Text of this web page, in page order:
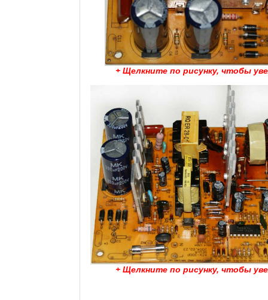
+ Щелкните по рисунку, чтобы
+ Щелкните по рисунку, чтобы